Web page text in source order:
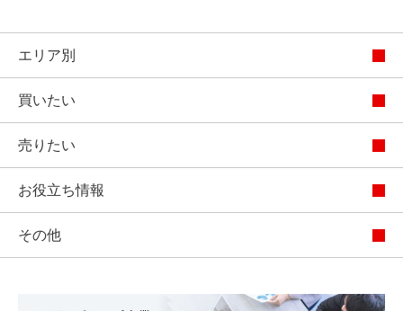
エリア別
買いたい
売りたい
お役立ち情報
その他